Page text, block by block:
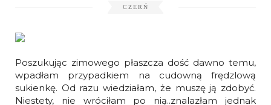
CZERŃ
Poszukując zimowego płaszcza dość dawno temu,
wpadłam przypadkiem na cudowną frędzlową
sukienkę. Od razu wiedziałam, że muszę ją zdobyć.
Niestety, nie wróciłam po nią..znalazłam jednak